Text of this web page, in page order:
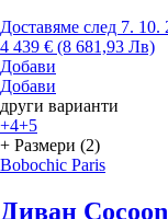
Доставяме след 7. 10.
4 439 € (8 681,93 Лв)
Добави
Добави
други варианти
+4+5
+ Размери (2)
Bobochic Paris
Диван